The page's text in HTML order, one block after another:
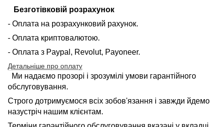
Безготівковій розрахунок
- Оплата на розрахунковий рахунок.
- Оплата криптовалютою.
- Оплата з Paypal, Revolut, Payoneer.
Детальніше про оплату
Ми надаємо прозорі і зрозумілі умови гарантійного
обслуговування.
Строго дотримуємося всіх зобов'язання і завжди йдемо
назустріч нашим клієнтам.